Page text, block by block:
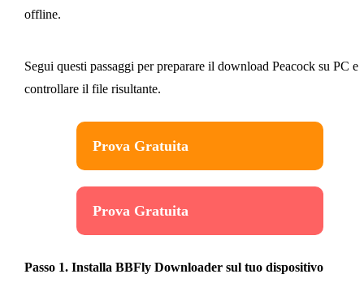
offline.
Segui questi passaggi per preparare il download Peacock su PC e
controllare il file risultante.
Prova Gratuita
Prova Gratuita
Passo 1. Installa BBFly Downloader sul tuo dispositivo